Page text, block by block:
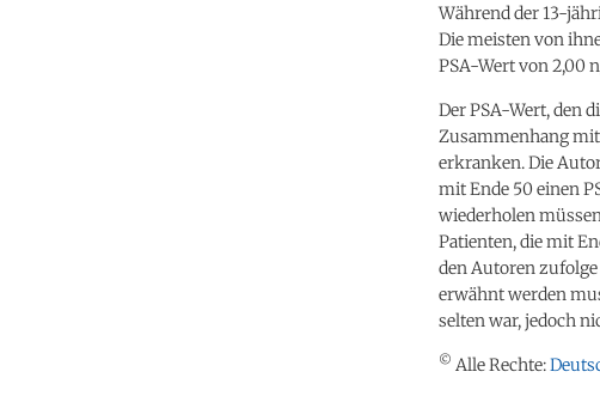
Während der 13-
Die meisten von
PSA-Wert von 2,00
Der PSA-Wert, den
Zusammenhang
erkranken. Die
mit Ende 50 einen
wiederholen
Patienten, die mit
den Autoren
erwähnt werden
selten war, jedoch
© Alle Rechte: